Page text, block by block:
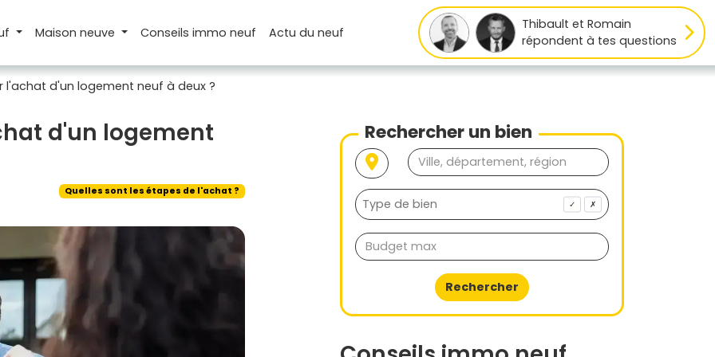
Maison neuve Conseilsimmo neuf Actudu neuf
Thibault et Romain
répondent à tes questions
l'achat d'un logement neuf à deux ?
d'un logement
Quelles sont les étapes de l'achat ?
Rechercher un bien
✓ ✗
Rechercher